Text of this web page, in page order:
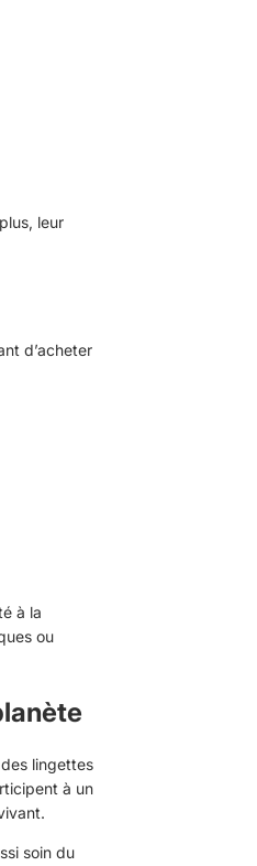
leur
d’acheter
à la
ou
lingettes
à un
soin du